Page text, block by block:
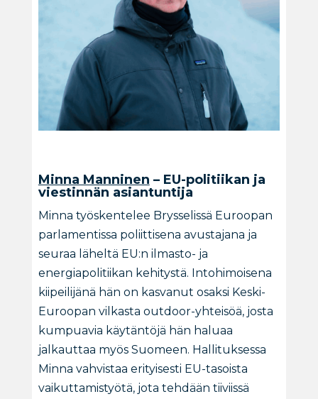
Minna Manninen – EU-politiikan ja
viestinnän asiantuntija
Minna työskentelee Brysselissä Euroopan
parlamentissa poliittisena avustajana ja
seuraa läheltä EU:n ilmasto- ja
energiapolitiikan kehitystä. Intohimoisena
kiipeilijänä hän on kasvanut osaksi Keski-
Euroopan vilkasta outdoor-yhteisöä, josta
kumpuavia käytäntöjä hän haluaa
jalkauttaa myös Suomeen. Hallituksessa
Minna vahvistaa erityisesti EU-tasoista
vaikuttamistyötä, jota tehdään tiiviissä